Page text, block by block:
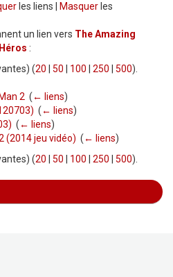
les liens | Masquer les
un lien vers The Amazing
:
(20 50 100 250 500).
2 ( ← liens)
( ← liens)
( ← liens)
(2014 jeu vidéo) ( ← liens)
(20 50 100 250 500).